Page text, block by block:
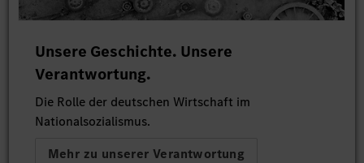
Unsere Geschichte. Unsere
Verantwortung.
Die Rolle der deutschen Wirtschaft im
Nationalsozialismus.
Mehr zu unserer Verantwortung